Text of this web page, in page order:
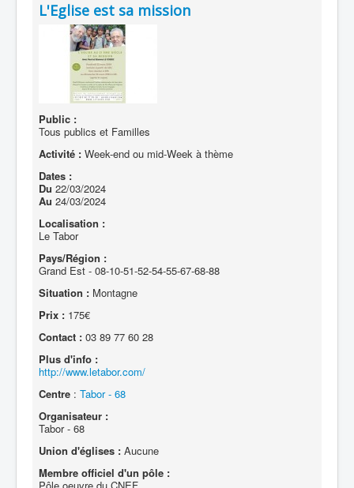
L'Eglise est sa mission
Public :
Tous publics et Familles
Activité : Week-end ou mid-Week à thème
Dates :
Du 22/03/2024
Au 24/03/2024
Localisation :
Le Tabor
Pays/Région :
Grand Est - 08-10-51-52-54-55-67-68-88
Situation : Montagne
Prix : 175€
Contact : 03 89 77 60 28
Plus d'info :
http://www.letabor.com/
Centre : Tabor - 68
Organisateur :
Tabor - 68
Union d'églises : Aucune
Membre officiel d'un pôle :